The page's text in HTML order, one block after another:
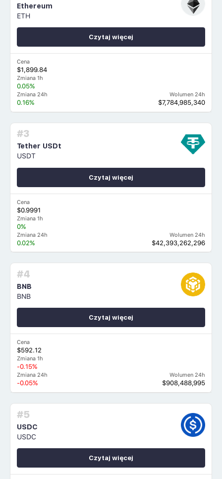
Ethereum
ETH
Cena
$1,899.84
Zmiana 1h
0.05%
Zmiana 24h
0.16%
Wolumen 24h
$7,784,985,340
Czytaj więcej
#3
Tether USDt
USDT
Cena
$0.9991
Zmiana 1h
0%
Zmiana 24h
0.02%
Wolumen 24h
$42,393,262,296
Czytaj więcej
#4
BNB
BNB
Cena
$592.12
Zmiana 1h
-0.15%
Zmiana 24h
-0.05%
Wolumen 24h
$908,488,995
Czytaj więcej
#5
USDC
USDC
Czytaj więcej